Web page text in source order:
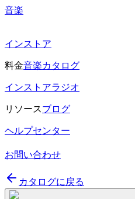
音楽
インストア
料金音楽カタログ
インストアラジオ
リソースブログ
ヘルプセンター
お問い合わせ
カタログに戻る